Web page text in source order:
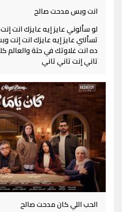
انت وبس مدحت صالح
لو سألوني عايز إيه عايزك انت
تسألني عايز إيه عايزك انت إنت
ده انت غلاوتك في حتة والعالم
تاني إنت تاني تاني
الحب اللي كان مدحت صالح